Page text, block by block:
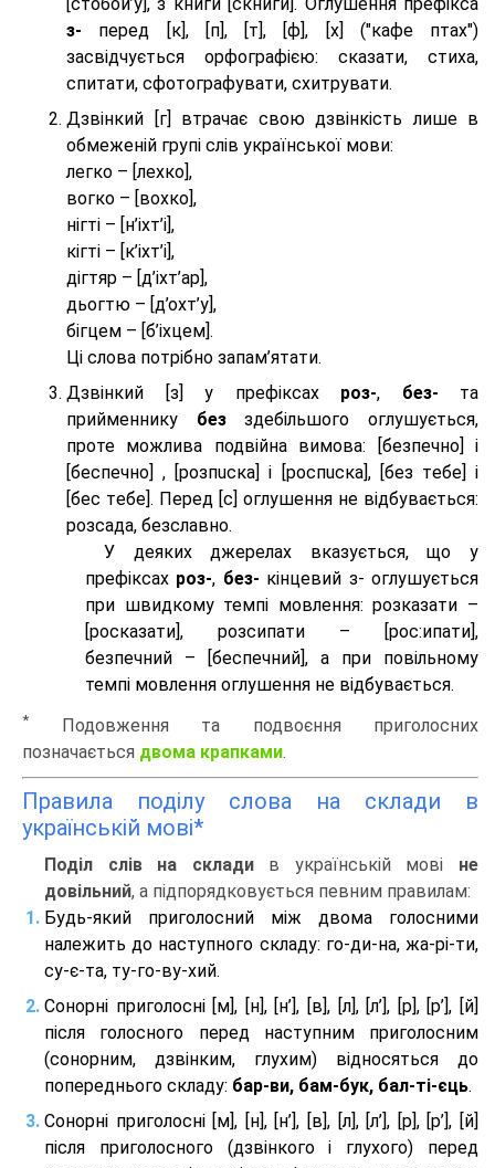
з- перед [к], [п], [т], [ф], [х] ("кафе птах")
засвідчується орфографією: сказати, стиха,
спитати, сфотографувати, схитрувати.
Дзвінкий [г] втрачає свою дзвінкість лише в
обмеженій групі слів української мови:
легко – [лехко],
вогко – [вохко],
нігті – [н’іхт’і],
кігті – [к’іхт’і],
дігтяр – [д’іхт’ар],
дьогтю – [д’охт’у],
бігцем – [б’іхцем].
Ці слова потрібно запам’ятати.
Дзвінкий [з] у префіксах роз-, без- та
прийменнику безздебільшого оглушується,
проте можлива подвійна вимова: [безпeчно] і
[беспeчно] , [розпuска] і [роспuска], [без тeбе] і
[бес тeбе]. Перед [с] оглушення не відбувається:
розсада, безславно.
У деяких джерелах вказується, що у
префіксах роз-, без- кінцевий з- оглушується
при швидкому темпі мовлення: розказати –
[росказати], розсипати – [роc:ипати],
безпечний – [беспечний], а при повільному
темпі мовлення оглушення не відбувається.
*
Подовження та подвоєння приголосних
позначається двома крапками.
Правила поділу слова на склади в
українській мові*
Поділ слів на складив українській мові не
довільний, а підпорядковується певним правилам:
Будь-який приголосний між двома голосними
належить до наступного складу: го-ди-на, жа-рі-ти,
су-є-та, ту-го-ву-хий.
Сонорні приголосні [м], [н], [н’], [в], [л], [л’], [р], [р’], [й]
після голосного перед наступним приголосним
(сонорним, дзвінким, глухим) відносяться до
попереднього складу: бар-ви, бам-бук, бал-ті-єць.
Сонорні приголосні [м], [н], [н’], [в], [л], [л’], [р], [р’], [й]
після приголосного (дзвінкого і глухого) перед